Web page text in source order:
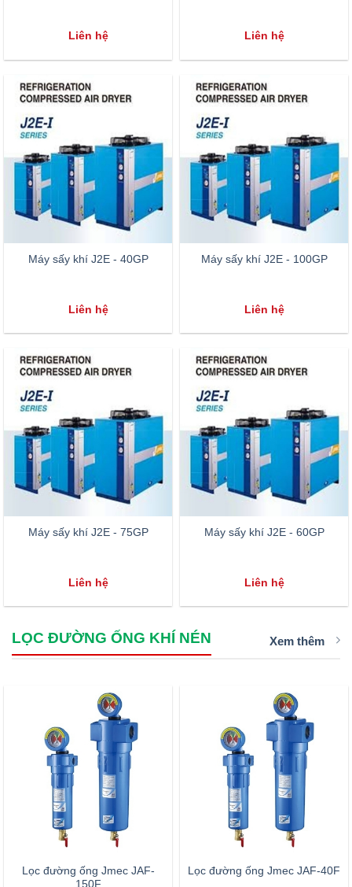
Liên hệ Liên hệ
Máy sấy khí J2E - 40GP
Liên hệ
Máy sấy khí J2E - 100GP
Liên hệ
Máy sấy khí J2E - 75GP
Liên hệ
Máy sấy khí J2E - 60GP
Liên hệ
LỌC ĐƯỜNG ỐNG KHÍ NÉN Xem thêm
Lọc đường ống Jmec JAF-
150F
Lọc đường ống Jmec JAF-40F